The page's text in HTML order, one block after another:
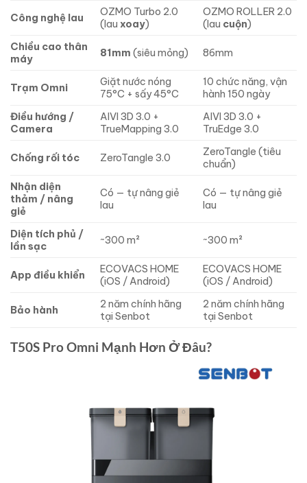
Công nghệ lau
OZMO Turbo 2.0
(lauxoay)
OZMO ROLLER 2.0
(lau cuộn)
Chiều cao thân
máy
81mm (siêu mỏng) 86mm
Trạm Omni
Giặt nước nóng
75°C + sấy 45°C
10 chức năng, vận
hành 150 ngày
Điều hướng /
Camera
AIVI 3D 3.0 +
TrueMapping 3.0
AIVI 3D 3.0 +
TruEdge 3.0
Chống rối tóc ZeroTangle 3.0
ZeroTangle (tiêu
chuẩn)
Nhận diện
thảm / nâng
giẻ
Có — tự nâng giẻ
lau
Có — tự nâng giẻ
lau
Diện tích phủ /
lần sạc
~300 m² ~300 m²
App điều khiển
ECOVACS HOME
(iOS / Android)
ECOVACS HOME
(iOS / Android)
Bảo hành
2 năm chính hãng
tại Senbot
2 năm chính hãng
tại Senbot
T50S Pro Omni Mạnh Hơn Ở Đâu?